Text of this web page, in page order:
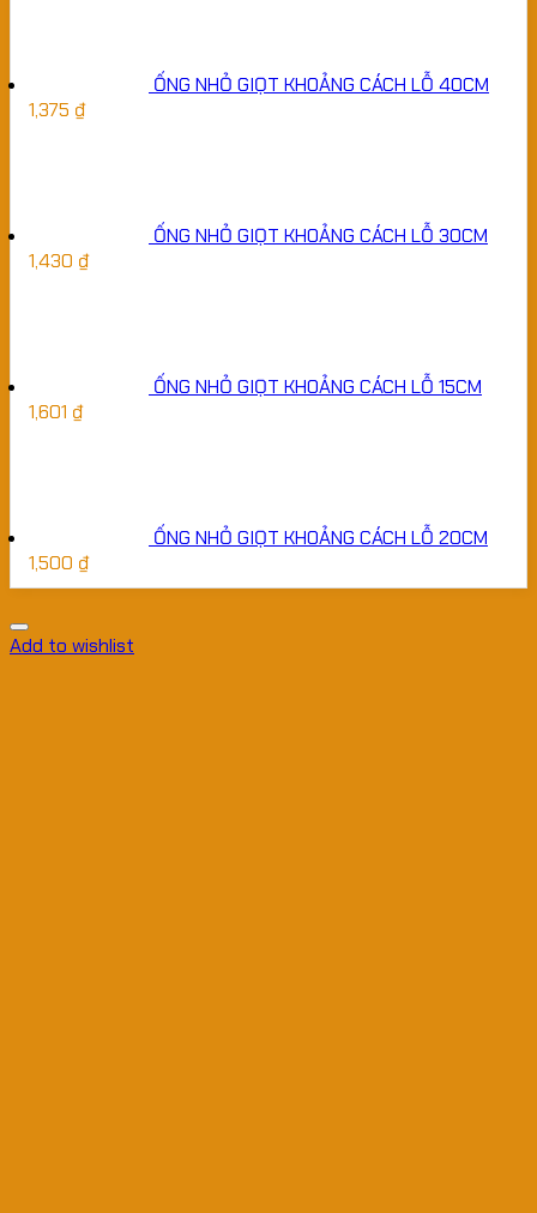
ỐNG NHỎ GIỌT KHOẢNG CÁCH LỖ 40CM
1,375 ₫
ỐNG NHỎ GIỌT KHOẢNG CÁCH LỖ 30CM
1,430 ₫
ỐNG NHỎ GIỌT KHOẢNG CÁCH LỖ 15CM
1,601 ₫
ỐNG NHỎ GIỌT KHOẢNG CÁCH LỖ 20CM
1,500 ₫
Add to wishlist